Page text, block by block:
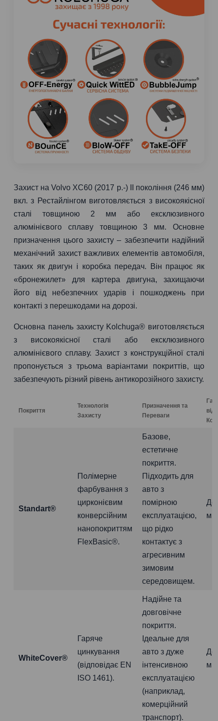
Захист на Volvo XC60 (2017 р.-) II покоління (246 мм)
вкл. з Рестайлінгом виготовляється з високоякісної
сталі товщиною 2 мм або ексклюзивного
алюмінієвого сплаву товщиною 3 мм. Основне
призначення цього захисту – забезпечити надійний
механічний захист важливих елементів автомобіля,
таких як двигун і коробка передач. Він працює як
«бронежилет» для картера двигуна, захищаючи
його від небезпечних ударів і пошкоджень при
контакті з перешкодами на дорозі.
Основна панель захисту Kolchuga® виготовляється
з високоякісної сталі або ексклюзивного
алюмінієвого сплаву. Захист з конструкційної сталі
пропонується з трьома варіантами покриттів, що
забезпечують різний рівень антикорозійного захисту.
Покриття
Технологія
Захисту
Призначення та
Переваги
від
Standart®
Полімерне
фарбування з
цирконієвим
конверсійним
нанопокриттям
FlexBasic®.
Базове,
естетичне
покриття.
Підходить для
авто з
помірною
експлуатацією,
що рідко
контактує з
агресивним
зимовим
середовищем.
До
WhiteCover®
Гаряче
цинкування
(відповідає EN
ISO 1461).
Надійне та
довговічне
покриття.
Ідеальне для
авто з дуже
інтенсивною
експлуатацією
(наприклад,
комерційний
транспорт).
До